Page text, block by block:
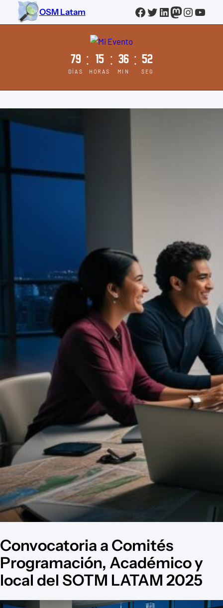
Saltar
OSM Latam Facebook
Twitter
LinkedIn
79
DÍAS
: 15
HORAS
: 36
MIN
: 51
SEG
Convocatoria a Comités
Programación, Académico y
local del SOTM LATAM 2025